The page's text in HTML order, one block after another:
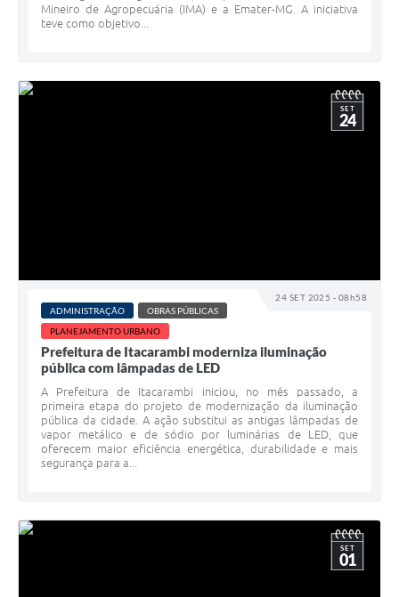
Mineiro de Agropecuária (IMA) e a Emater-MG. A iniciativa
teve como objetivo...
24 SET 2025 - 08h58
SET
24
ADMINISTRAÇÃO
OBRAS PÚBLICAS
PLANEJAMENTO URBANO
Prefeitura de Itacarambi moderniza iluminação
pública com lâmpadas de LED
A Prefeitura de Itacarambi iniciou, no mês passado, a
primeira etapa do projeto de modernização da iluminação
pública da cidade. A ação substitui as antigas lâmpadas de
vapor metálico e de sódio por luminárias de LED, que
oferecem maior eficiência energética, durabilidade e mais
segurança para a...
SET
01